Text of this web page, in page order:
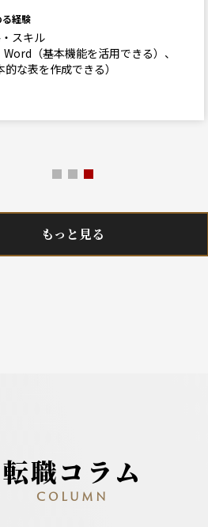
る経験
スキル
Word（基本機能を活用できる）、
な表を作成できる）
もっと見る
転職コラム
COLUMN